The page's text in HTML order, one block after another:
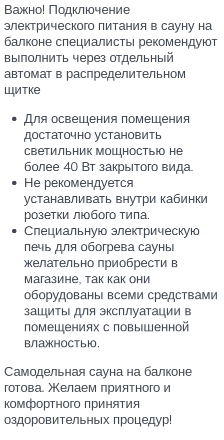
Важно! Подключение
электрического питания в сауну на
балконе специалисты рекомендуют
выполнить через отдельный
автомат в распределительном
щитке
Для освещения помещения
достаточно установить
светильник мощностью не
более 40 Вт закрытого вида.
Не рекомендуется
устанавливать внутри кабинки
розетки любого типа.
Специальную электрическую
печь для обогрева сауны
желательно приобрести в
магазине, так как они
оборудованы всеми средствами
защиты для эксплуатации в
помещениях с повышенной
влажностью.
Самодельная сауна на балконе
готова. Желаем приятного и
комфортного принятия
оздоровительных процедур!